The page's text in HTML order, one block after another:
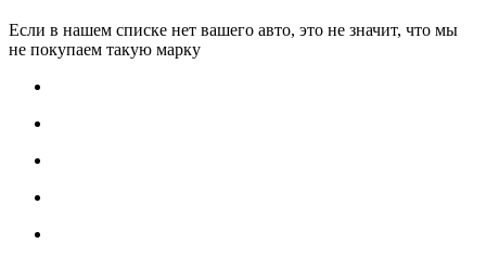
Если в нашем списке нет вашего авто, это не значит, что мы
не покупаем такую марку